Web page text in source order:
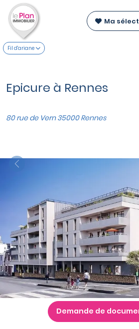
Ma
Fil d'ariane
Epicure à Rennes
80 rue de Vern 35000 Rennes
Previous
Appartements du T3 au T5
à partir de
349 000 €
Nos autres appartements neufs
à partir de
609 000 €
Nos autres maisons neuvesà
Livraison :Non communiquée
Etat d'avancement :NC
Demande de